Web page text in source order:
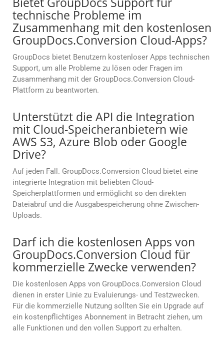
technische Probleme im
Zusammenhang mit den kostenlosen
GroupDocs.Conversion Cloud-Apps?
GroupDocs bietet Benutzern kostenloser Apps technischen
Support, um alle Probleme zu lösen oder Fragen im
Zusammenhang mit der GroupDocs.Conversion Cloud-
Plattform zu beantworten.
Unterstützt die API die Integration
mit Cloud-Speicheranbietern wie
AWS S3, Azure Blob oder Google
Drive?
Auf jeden Fall. GroupDocs.Conversion Cloud bietet eine
integrierte Integration mit beliebten Cloud-
Speicherplattformen und ermöglicht so den direkten
Dateiabruf und die Ausgabespeicherung ohne Zwischen-
Uploads.
Darf ich die kostenlosen Apps von
GroupDocs.Conversion Cloud für
kommerzielle Zwecke verwenden?
Die kostenlosen Apps von GroupDocs.Conversion Cloud
dienen in erster Linie zu Evaluierungs- und Testzwecken.
Für die kommerzielle Nutzung sollten Sie ein Upgrade auf
ein kostenpflichtiges Abonnement in Betracht ziehen, um
alle Funktionen und den vollen Support zu erhalten.